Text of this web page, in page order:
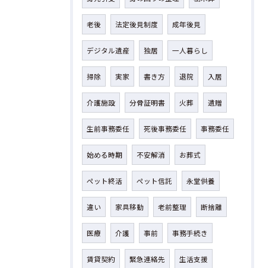
老後 法定後見制度 成年後見
デジタル遺産 独居 一人暮らし
掃除 実家 書き方 退院 入居
介護施設 分骨証明書 火葬 遺贈
生前事務委任 死後事務委任 事務委任
始める時期 不安解消 お葬式
ペット終活 ペット信託 永堂供養
違い 家具移動 老前整理 断捨離
医療 介護 事前 事務手続き
賃貸契約 緊急連絡先 生活支援